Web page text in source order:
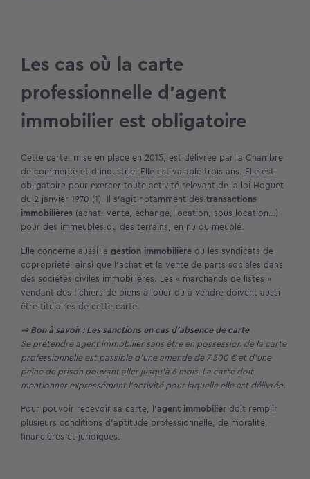
Les cas où la carte
professionnelle d’agent
immobilier est obligatoire
Cette carte, mise en place en 2015, est délivrée par la Chambre
de commerce et d’industrie. Elle est valable trois ans. Elle est
obligatoire pour exercer toute activité relevant de la loi Hoguet
du 2 janvier 1970 (1). Il s’agit notamment des transactions
immobilières (achat, vente, échange, location, sous-location…)
pour des immeubles ou des terrains, en nu ou meublé.
Elle concerne aussi la gestion immobilière ou les syndicats de
copropriété, ainsi que l’achat et la vente de parts sociales dans
des sociétés civiles immobilières. Les « marchands de listes »
vendant des fichiers de biens à louer ou à vendre doivent aussi
être titulaires de cette carte.
⇒ Bon à savoir : Les sanctions en cas d’absence de carte
Se prétendre agent immobilier sans être en possession de la carte
professionnelle est passible d’une amende de 7 500 € et d’une
peine de prison pouvant aller jusqu’à 6 mois. La carte doit
mentionner expressément l’activité pour laquelle elle est délivrée.
Pour pouvoir recevoir sa carte, l’agent immobilier doit remplir
plusieurs conditions d’aptitude professionnelle, de moralité,
financières et juridiques.